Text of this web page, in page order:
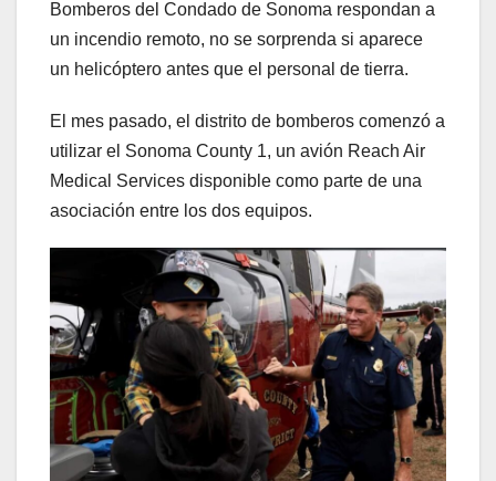
Bomberos del Condado de Sonoma respondan a
un incendio remoto, no se sorprenda si aparece
un helicóptero antes que el personal de tierra.
El mes pasado, el distrito de bomberos comenzó a
utilizar el Sonoma County 1, un avión Reach Air
Medical Services disponible como parte de una
asociación entre los dos equipos.